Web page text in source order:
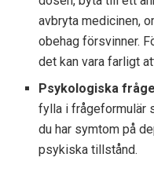
avbryta medicinen,
obehag försvinner.
det kan vara farligt
Psykologiska
fylla i frågeformulär
du har symtom på
psykiska tillstånd.